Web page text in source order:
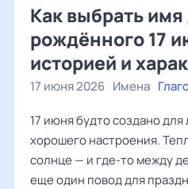
Как выбрать
рождённого 17
историей и
17 июня 2026 Имена
17 июня будто создано для
хорошего настроения.
солнце — и где-то между
еще один повод для